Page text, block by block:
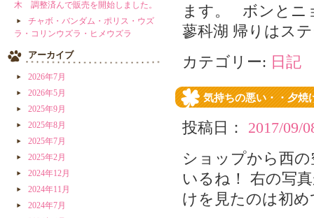
木 調整済んで販売を開始しました。
チャボ・バンダム・ポリス・ウズ
ラ・コリンウズラ・ヒメウズラ
アーカイブ
2026年7月
2026年5月
2025年9月
2025年8月
2025年7月
2025年2月
2024年12月
2024年11月
2024年7月
ます。 ボンとニ
蓼科湖 帰りはス
カテゴリー: 日記
気持ちの悪い・・夕焼
投稿日：
2017/09/
ショップから西
いるね！ 右の写
けを見たのは初